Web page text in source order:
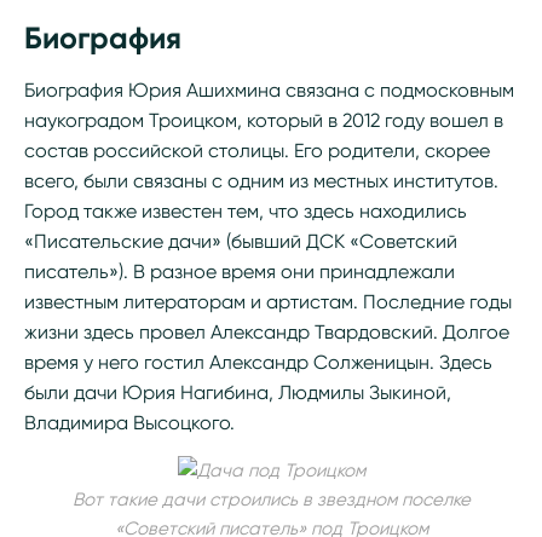
Биография
Биография Юрия Ашихмина связана с подмосковным
наукоградом Троицком, который в 2012 году вошел в
состав российской столицы. Его родители, скорее
всего, были связаны с одним из местных институтов.
Город также известен тем, что здесь находились
«Писательские дачи» (бывший ДСК «Советский
писатель»). В разное время они принадлежали
известным литераторам и артистам. Последние годы
жизни здесь провел Александр Твардовский. Долгое
время у него гостил Александр Солженицын. Здесь
были дачи Юрия Нагибина, Людмилы Зыкиной,
Владимира Высоцкого.
Вот такие дачи строились в звездном поселке
«Советский писатель» под Троицком